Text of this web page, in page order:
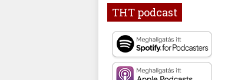
THT podcast